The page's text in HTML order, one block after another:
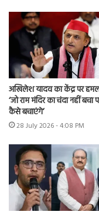
अखिलेश यादव का केंद्र पर
‘जो राम मंदिर का चंदा नहीं बचा
कैसे बचाएंगे’
28 July 2026 - 4:08 PM